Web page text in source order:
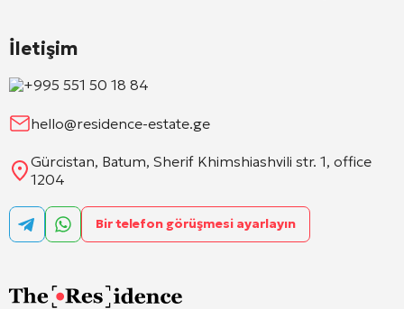
İletişim
+995 551 50 18 84
hello@residence-estate.ge
Gürcistan, Batum, Sherif Khimshiashvili str. 1, office
1204
Bir telefon görüşmesi ayarlayın